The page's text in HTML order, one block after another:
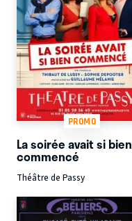
PROMO
La soirée avait si bien
commencé
Théâtre de Passy